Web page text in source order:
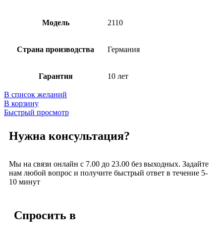
Модель 2110
Страна производства Германия
Гарантия 10 лет
В список желаний
В корзину
Быстрый просмотр
Нужна консультация?
Мы на связи онлайн с 7.00 до 23.00 без выходных. Задайте
нам любой вопрос и получите быстрый ответ в течение 5-
10 минут
Спросить в